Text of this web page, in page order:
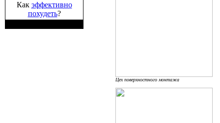
Как эффективно
похудеть?
Цех поверхностного монтажа